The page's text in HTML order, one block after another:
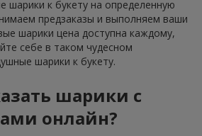
шарики к букету на определенную
предзаказы и выполняем ваши
шарики цена доступна каждому,
себе в таком чудесном
шарики к букету.
шарики с
онлайн?